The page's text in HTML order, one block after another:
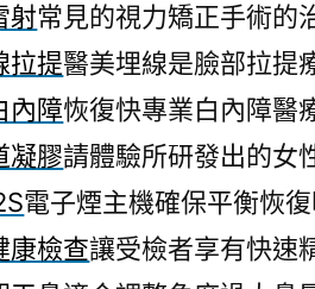
射常見的視力矯正手術的
拉提醫美埋線是臉部拉提
內障恢復快專業白內障醫
凝膠請體驗所研發出的女
電子煙主機確保平衡恢
康檢查讓受檢者享有快速